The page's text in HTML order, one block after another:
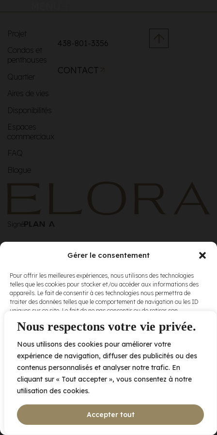
Nous respectons votre vie privée.
Nous utilisons des cookies pour améliorer votre
expérience de navigation, diffuser des publicités ou des
contenus personnalisés et analyser notre trafic. En
cliquant sur « Tout accepter », vous consentez à notre
utilisation des cookies.
Accepter tout
Gérer le consentement
Pour offrir les meilleures expériences, nous utilisons des technologies
telles que les cookies pour stocker et/ou accéder aux informations des
appareils. Le fait de consentir à ces technologies nous permettra de
traiter des données telles que le comportement de navigation ou les ID
uniques sur ce site. Le fait de ne pas consentir ou de retirer son
et fonctions.
Accepter
Refuser
Projet
Condos et
penthouses
Quartier
Aires de vies
Disponibilités
Espaces
commerciaux
FAQ
Blogue
438-801-3356
CONTACT
Signé
© Elora. Tous
droits réservés.
Voir nos
conditions
d’utilisationet
2005 av. de Bois-de-Boulogne, Laval QCH7N 0J7